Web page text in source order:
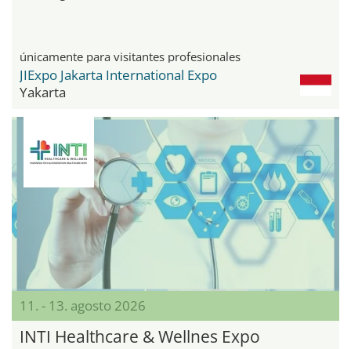
únicamente para visitantes profesionales
JIExpo Jakarta International Expo
Yakarta
11. - 13. agosto 2026
INTI Healthcare & Wellnes Expo